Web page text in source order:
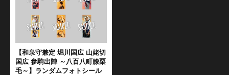
【和泉守兼定 堀川国広 山姥切
国広 参騎出陣 ～八百八町膝栗
毛～】ランダムフォトシール